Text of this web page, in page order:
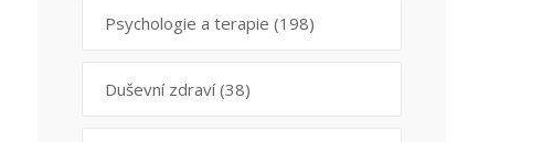
Psychologie a terapie (198)
Duševní zdraví(38)